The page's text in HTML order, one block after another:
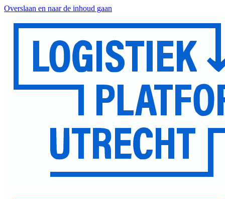
Overslaan en naar de inhoud gaan